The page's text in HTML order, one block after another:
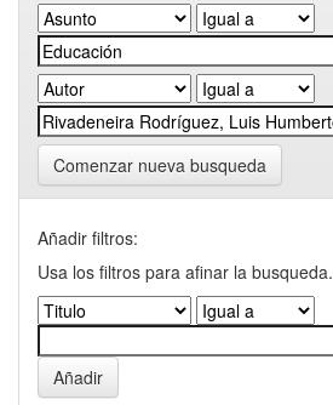
Comenzar nueva busqueda
Añadir filtros:
Usa los filtros para afinar la busqueda.